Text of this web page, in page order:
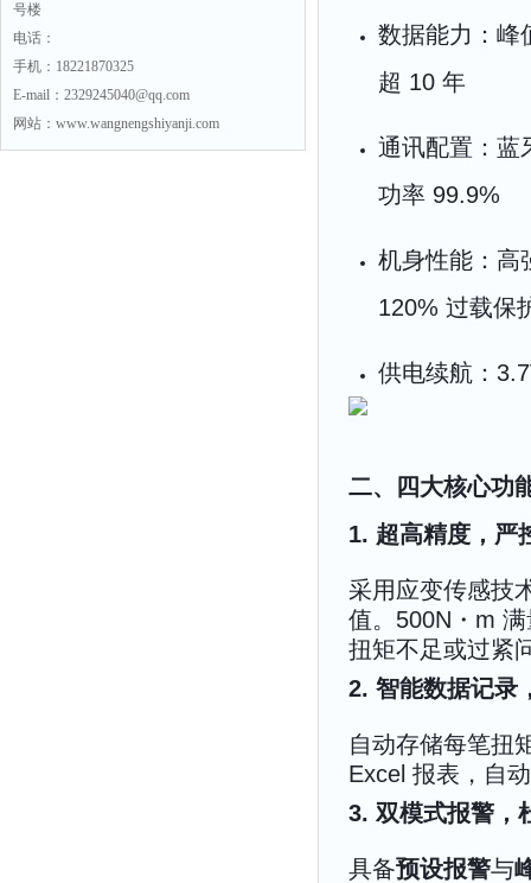
号楼
电话：
手机：18221870325
E-mail：2329245040@qq.com
网站：www.wangnengshiyanji.com
数据能力：峰
超 10 年
通讯配置：蓝
功率 99.9%
机身性能：高
120% 过载保
供电续航：
二、四大核心功
1. 超高精度，严
采用应变传感技
值。500N・m
扭矩不足或过紧
2. 智能数据记录
自动存储每笔扭
Excel 报表，自
3. 双模式报警，
具备预设报警与